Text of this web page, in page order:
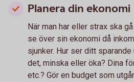
Planera din ekonomi
När man har eller strax ska
se över sin ekonomi då
sjunker. Hur ser ditt
det, minska eller öka? Dina
etc.? Gör en budget som